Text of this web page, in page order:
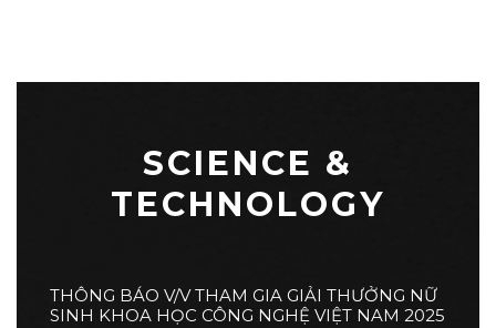
SCIENCE &
TECHNOLOGY
THÔNG BÁO V/V THAM GIA GIẢI THƯỞNG NỮ
SINH KHOA HỌC CÔNG NGHỆ VIỆT NAM 2025